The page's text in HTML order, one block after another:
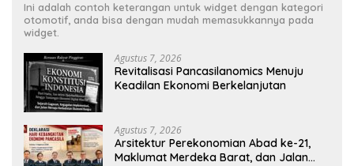
Ini adalah contoh keterangan untuk widget dengan kategori
otomotif, anda bisa dengan mudah memasukkannya pada
widget.
Agustus 7, 2026
Revitalisasi Pancasilanomics Menuju
Keadilan Ekonomi Berkelanjutan
Agustus 7, 2026
Arsitektur Perekonomian Abad ke-21,
Maklumat Merdeka Barat, dan Jalan